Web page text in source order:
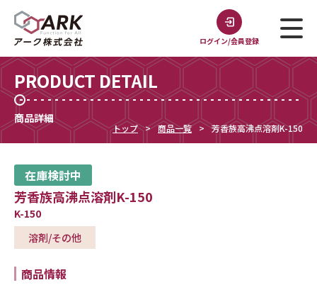
ログイン/会員登録
PRODUCT DETAIL
商品詳細
トップ 商品一覧 芳香族高沸点溶剤K-150
在庫検討中
芳香族高沸点溶剤K-150
K-150
溶剤/その他
商品情報